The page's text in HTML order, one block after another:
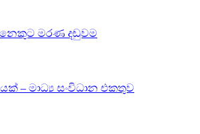
මරණ දඬුවම